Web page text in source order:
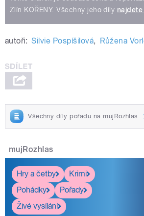
Zlín KOŘENY. Všechny jeho díly najdete
autoři: Silvie Pospíšilová, Růžena
Všechny díly pořadu na mujRozhlas
mujRozhlas
Hry a četby
Krimi
Pohádky
Pořady
Živé vysílání